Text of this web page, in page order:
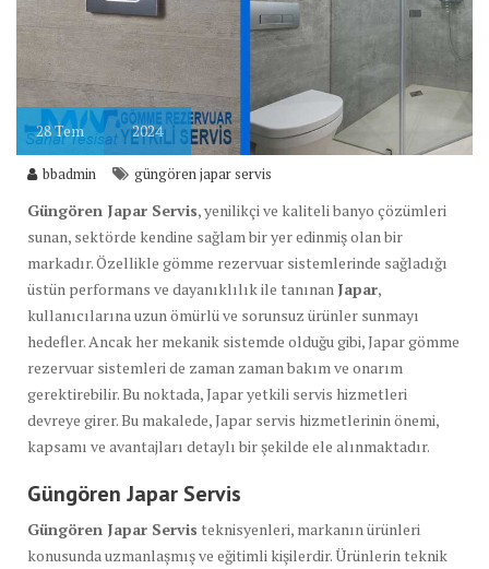
28Tem 2024
bbadmin güngören japar servis
Güngören Japar Servis, yenilikçi ve kaliteli banyo çözümleri
sunan, sektörde kendine sağlam bir yer edinmiş olan bir
markadır. Özellikle gömme rezervuar sistemlerinde sağladığı
üstün performans ve dayanıklılık ile tanınan Japar,
kullanıcılarına uzun ömürlü ve sorunsuz ürünler sunmayı
hedefler. Ancak her mekanik sistemde olduğu gibi, Japar gömme
rezervuar sistemleri de zaman zaman bakım ve onarım
gerektirebilir. Bu noktada, Japar yetkili servis hizmetleri
devreye girer. Bu makalede, Japar servis hizmetlerinin önemi,
kapsamı ve avantajları detaylı bir şekilde ele alınmaktadır.
Güngören Japar Servis
Güngören Japar Servis teknisyenleri, markanın ürünleri
konusunda uzmanlaşmış ve eğitimli kişilerdir. Ürünlerin teknik